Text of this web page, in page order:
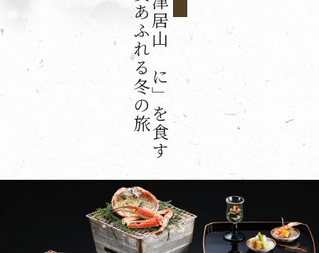
「津居山かに」を食す
贅あふれる冬の旅